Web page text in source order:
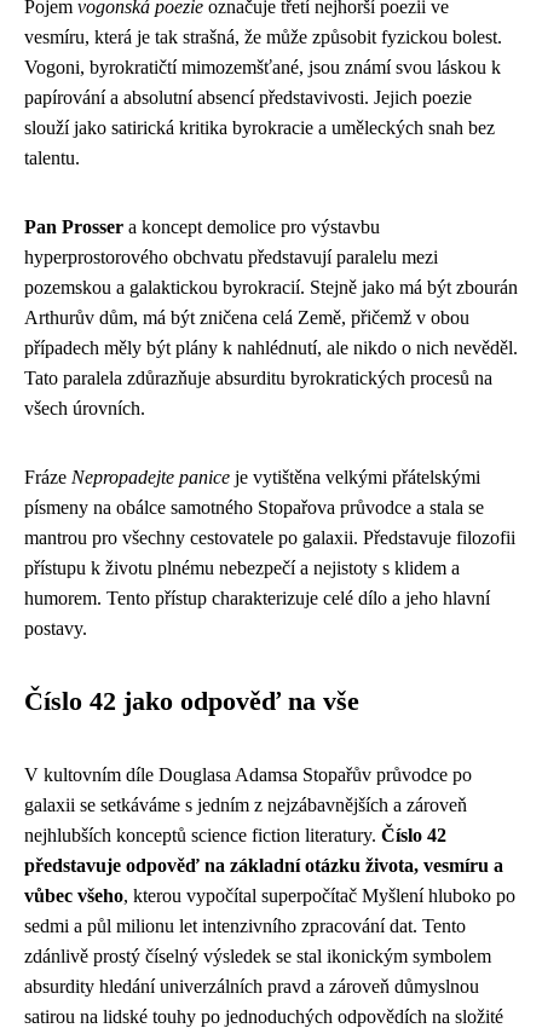
Pojem vogonská poezie označuje třetí nejhorší poezii ve
vesmíru, která je tak strašná, že může způsobit fyzickou bolest.
Vogoni, byrokratičtí mimozemšťané, jsou známí svou láskou k
papírování a absolutní absencí představivosti. Jejich poezie
slouží jako satirická kritika byrokracie a uměleckých snah bez
talentu.
Pan Prosser a koncept demolice pro výstavbu
hyperprostorového obchvatu představují paralelu mezi
pozemskou a galaktickou byrokracií. Stejně jako má být zbourán
Arthurův dům, má být zničena celá Země, přičemž v obou
případech měly být plány k nahlédnutí, ale nikdo o nich nevěděl.
Tato paralela zdůrazňuje absurditu byrokratických procesů na
všech úrovních.
Fráze Nepropadejte panice je vytištěna velkými přátelskými
písmeny na obálce samotného Stopařova průvodce a stala se
mantrou pro všechny cestovatele po galaxii. Představuje filozofii
přístupu k životu plnému nebezpečí a nejistoty s klidem a
humorem. Tento přístup charakterizuje celé dílo a jeho hlavní
postavy.
Číslo 42 jako odpověď na vše
V kultovním díle Douglasa Adamsa Stopařův průvodce po
galaxii se setkáváme s jedním z nejzábavnějších a zároveň
nejhlubších konceptů science fiction literatury. Číslo 42
představuje odpověď na základní otázku života, vesmíru a
vůbec všeho, kterou vypočítal superpočítač Myšlení hluboko po
sedmi a půl milionu let intenzivního zpracování dat. Tento
zdánlivě prostý číselný výsledek se stal ikonickým symbolem
absurdity hledání univerzálních pravd a zároveň důmyslnou
satirou na lidské touhy po jednoduchých odpovědích na složité